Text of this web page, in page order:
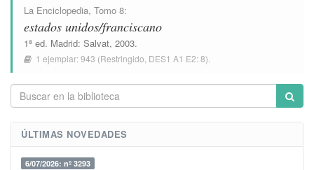
La Enciclopedia, Tomo 8:
estados unidos/franciscano
1ª ed. Madrid: Salvat, 2003.
1 ejemplar:943 (Restringido, DES1 A1 E2: 8).
ÚLTIMAS NOVEDADES
6/07/2026: nº 3293